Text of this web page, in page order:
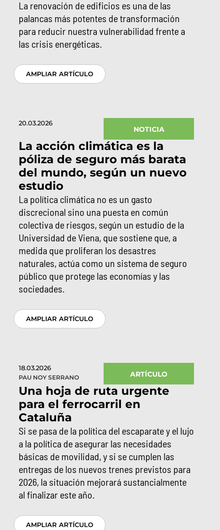
La renovación de edificios es una de las
palancas más potentes de transformación
para reducir nuestra vulnerabilidad frente a
las crisis energéticas.
AMPLIAR ARTÍCULO
20.03.2026
NOTICIA
La acción climática es la
póliza de seguro más barata
del mundo, según un nuevo
estudio
La política climática no es un gasto
discrecional sino una puesta en común
colectiva de riesgos, según un estudio de la
Universidad de Viena, que sostiene que, a
medida que proliferan los desastres
naturales, actúa como un sistema de seguro
público que protege las economías y las
sociedades.
AMPLIAR ARTÍCULO
18.03.2026
PAU NOY SERRANO ARTÍCULO
Una hoja de ruta urgente
para el ferrocarril en
Cataluña
Si se pasa de la política del escaparate y el lujo
a la política de asegurar las necesidades
básicas de movilidad, y si se cumplen las
entregas de los nuevos trenes previstos para
2026, la situación mejorará sustancialmente
al finalizar este año.
AMPLIAR ARTÍCULO